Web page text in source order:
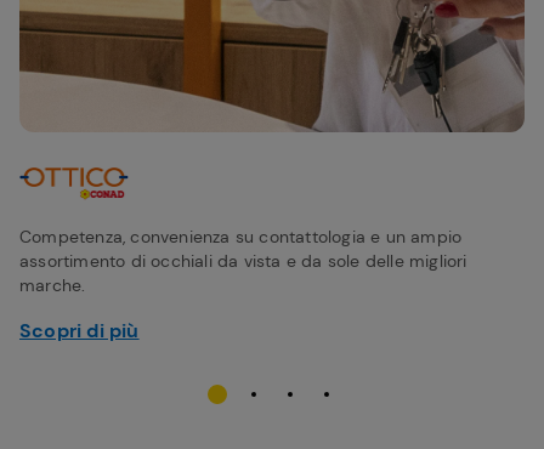
Competenza, convenienza su contattologia e un ampio
assortimento di occhiali da vista e da sole delle migliori
marche.
Scopri di più